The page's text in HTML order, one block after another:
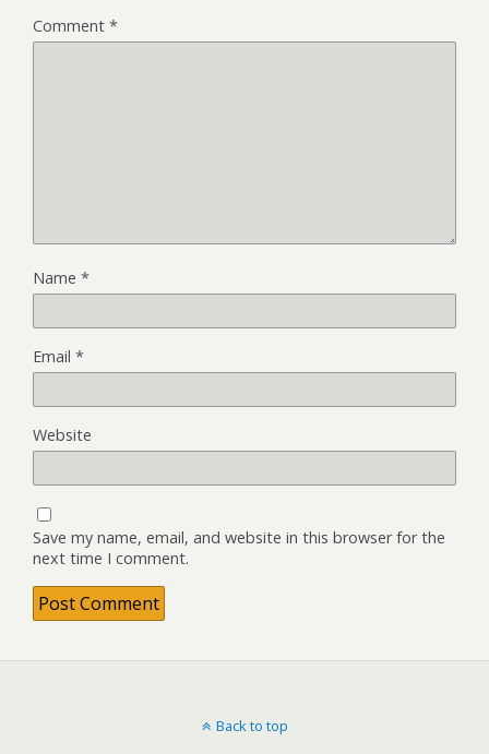
Comment *
Name *
Email *
Website
Save my name, email, and website in this browser for the
next time I comment.
Back to top